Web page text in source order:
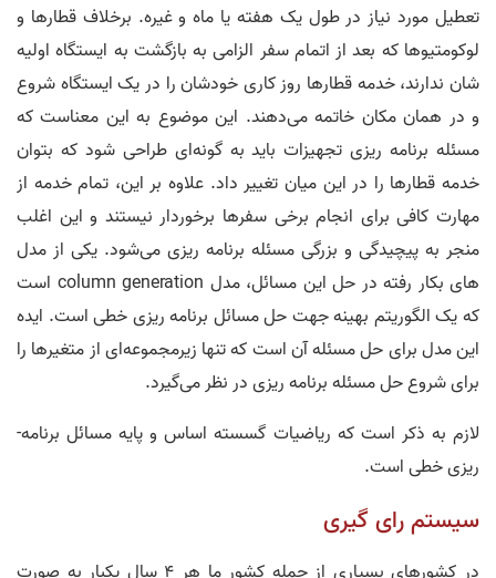
تعطیل مورد نیاز در طول یک هفته یا ماه و غیره. برخلاف قطارها و
لوکومتیوها که بعد از اتمام سفر الزامی به بازگشت به ایستگاه اولیه­‌
شان ندارند، خدمه قطارها روز کاری خودشان را در یک ایستگاه شروع
و در همان مکان خاتمه می­‌دهند. این موضوع به این معناست که
مسئله برنامه ریزی تجهیزات باید به گونه‌­ای طراحی شود که بتوان
خدمه قطارها را در این میان تغییر داد. علاوه بر این، تمام خدمه­ از
مهارت کافی برای انجام برخی سفرها برخوردار نیستند و این اغلب
منجر به پیچیدگی و بزرگی مسئله برنامه‌ ­ریزی می‌­شود. یکی از مدل­‌
های بکار رفته در حل این مسائل، مدل column generation است
که یک الگوریتم بهینه جهت حل مسائل برنامه­‌ ریزی خطی است. ایده
این مدل برای حل مسئله آن است که تنها زیرمجموعه­‌ای از متغیرها را
برای شروع حل مسئله برنامه ­ریزی در نظر می­‌گیرد.
لازم به ذکر است که ریاضیات گسسته اساس و پایه مسائل برنامه­
ریزی خطی است.
سیستم رای گیری